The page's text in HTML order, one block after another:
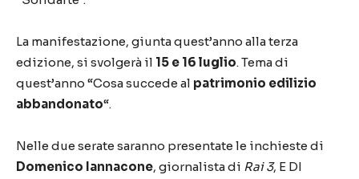
La manifestazione, giunta quest’anno alla terza
edizione, si svolgerà il 15 e 16 luglio. Tema di
quest’anno “Cosa succede al patrimonio edilizio
abbandonato“.
Nelle due serate saranno presentate le inchieste di
Domenico Iannacone, giornalista di Rai 3, E DI